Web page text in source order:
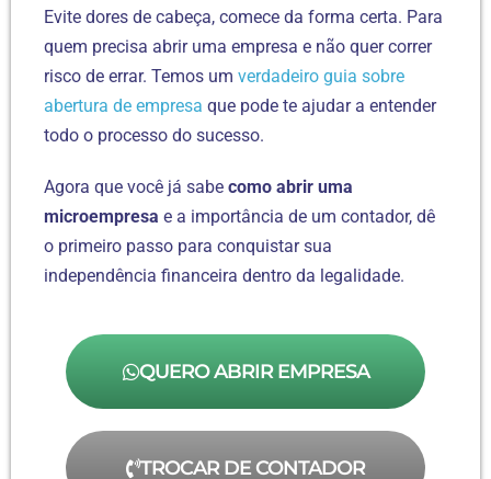
Evite dores de cabeça, comece da forma certa. Para
quem precisa abrir uma empresa e não quer correr
risco de errar. Temos um verdadeiro guia sobre
abertura de empresa que pode te ajudar a entender
todo o processo do sucesso.
Agora que você já sabe como abrir uma
microempresa e a importância de um contador, dê
o primeiro passo para conquistar sua
independência financeira dentro da legalidade.
QUERO ABRIR EMPRESA
TROCAR DE CONTADOR